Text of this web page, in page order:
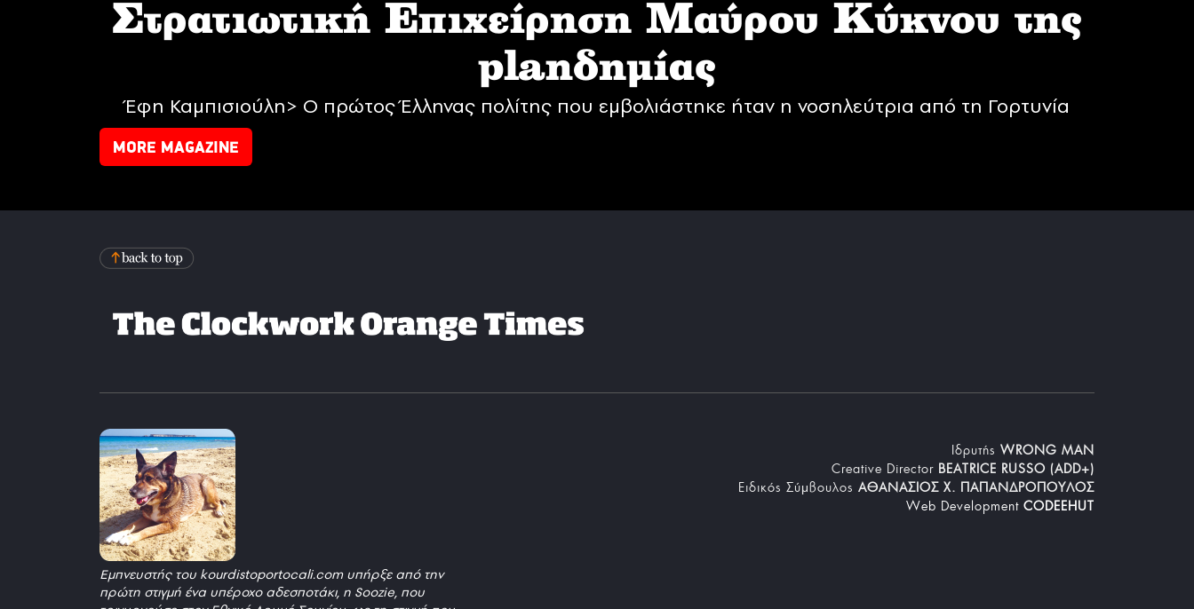
Στρατιωτική Επιχείρηση Mαύρου Κύκνου της
planδημίας
Έφη Καμπισιούλη> Ο πρώτος Έλληνας πολίτης που εμβολιάστηκε ήταν η νοσηλεύτρια από τη Γορτυνία
MORE MAGAZINE
Εμπνευστής του kourdistoportocali.com υπήρξε από την
πρώτη στιγμή ένα υπέροχο αδεσποτάκι, η Soozie, που
Iδρυτής WRONG MAN
Creative Director BEATRICE RUSSO (ADD+)
Ειδικός Σύμβουλος ΑΘΑΝΑΣΙΟΣ Χ. ΠΑΠΑΝΔΡΟΠΟΥΛΟΣ
Web Development CODEEHUT